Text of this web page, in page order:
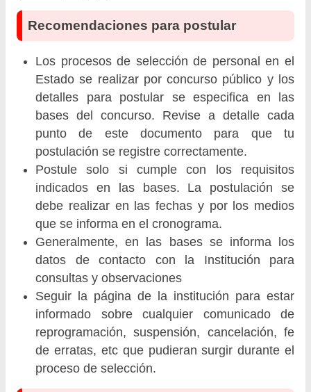
Recomendaciones para postular
Los procesos de selección de personal en el
Estado se realizar por concurso público y los
detalles para postular se especifica en las
bases del concurso. Revise a detalle cada
punto de este documento para que tu
postulación se registre correctamente.
Postule solo si cumple con los requisitos
indicados en las bases. La postulación se
debe realizar en las fechas y por los medios
que se informa en el cronograma.
Generalmente, en las bases se informa los
datos de contacto con la Institución para
consultas y observaciones
Seguir la página de la institución para estar
informado sobre cualquier comunicado de
reprogramación, suspensión, cancelación, fe
de erratas, etc que pudieran surgir durante el
proceso de selección.